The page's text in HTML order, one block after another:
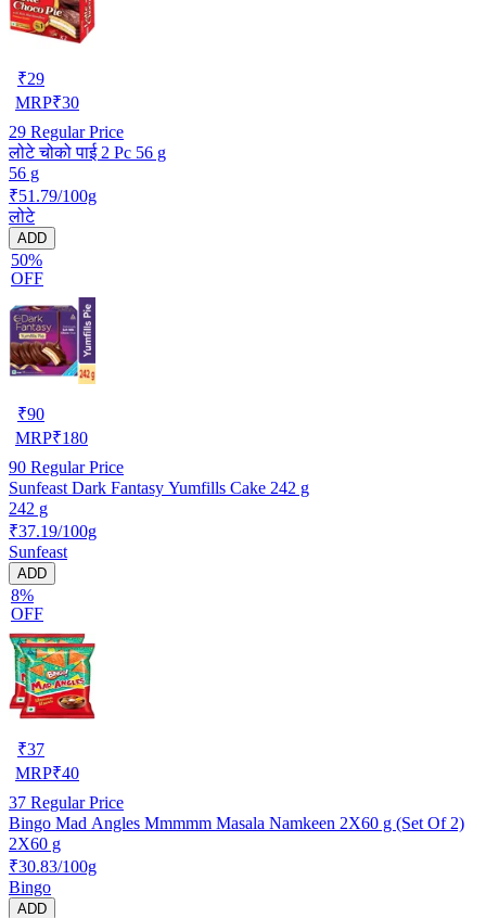
₹29
MRP₹30
29 Regular Price
लोटे चोको पाई 2 Pc 56 g
56 g
₹51.79/100g
लोटे
ADD
50%
OFF
₹90
MRP₹180
90 Regular Price
Sunfeast Dark Fantasy Yumfills Cake 242 g
242 g
₹37.19/100g
Sunfeast
ADD
8%
OFF
₹37
MRP₹40
37 Regular Price
Bingo Mad Angles Mmmmm Masala Namkeen 2X60 g (Set Of 2)
2X60 g
₹30.83/100g
Bingo
ADD